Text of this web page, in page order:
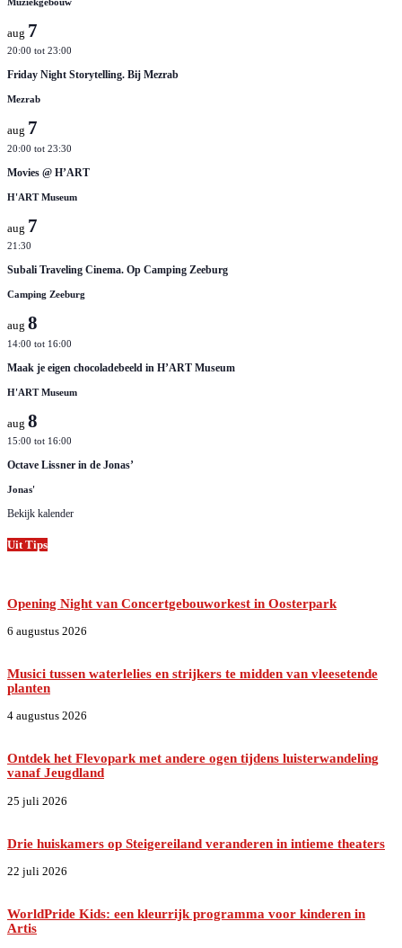
aug 7
20:00 tot 23:00
Friday Night Storytelling. Bij Mezrab
Mezrab
aug 7
20:00 tot 23:30
Movies @ H’ART
H'ART Museum
aug 7
21:30
Subali Traveling Cinema. Op Camping Zeeburg
Camping Zeeburg
aug 8
14:00 tot 16:00
Maak je eigen chocoladebeeld in H’ART Museum
H'ART Museum
aug 8
15:00 tot 16:00
Octave Lissner in de Jonas’
Jonas'
Bekijk kalender
Uit Tips
Opening Night van Concertgebouworkest in Oosterpark
6 augustus 2026
Musici tussen waterlelies en strijkers te midden van vleesetende
planten
4 augustus 2026
Ontdek het Flevopark met andere ogen tijdens luisterwandeling
vanaf Jeugdland
25 juli 2026
Drie huiskamers op Steigereiland veranderen in intieme theaters
22 juli 2026
WorldPride Kids: een kleurrijk programma voor kinderen in
Artis